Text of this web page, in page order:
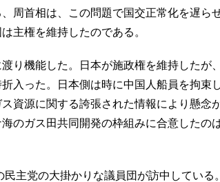
周首相は、この問題で国交正常化を遅ら
主権を維持したのである。
り機能した。日本が施政権を維持したが
入った。日本側は時に中国人船員を拘束
資源に関する誇張された情報により懸念
のガス田共同開発の枠組みに合意したの
主党の大掛かりな議員団が訪中している